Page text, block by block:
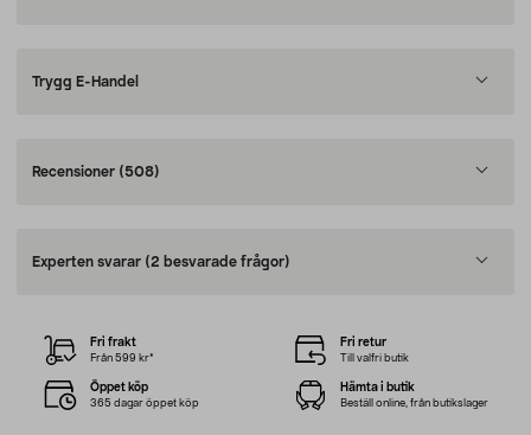
Trygg E-Handel
Recensioner (508)
Experten svarar (2 besvarade frågor)
Fri frakt
Från 599 kr*
Fri retur
Till valfri butik
Öppet köp
365 dagar öppet köp
Hämta i butik
Beställ online, från butikslager